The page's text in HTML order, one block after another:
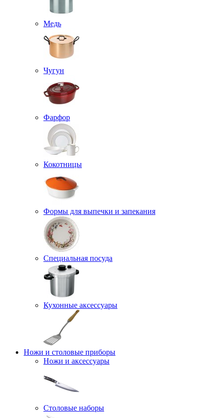
Медь
Чугун
Фарфор
Кокотницы
Формы для выпечки и запекания
Специальная посуда
Кухонные аксессуары
Ножи и столовые приборы
Ножи и аксессуары
Столовые наборы